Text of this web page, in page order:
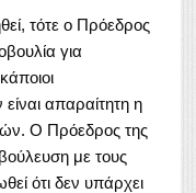
τότε ο Πρόεδρος
για
απαραίτητη η
Ο Πρόεδρος της
με τους
ότι δεν υπάρχει